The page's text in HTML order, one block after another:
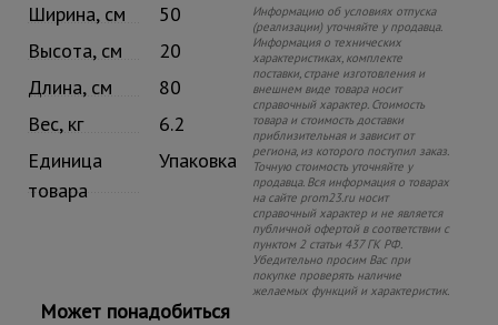
Ширина, см
50
Высота, см
20
Длина, см
80
Вес, кг
6.2
Единица
товара
Упаковка
Информацию об условиях отпуска
(реализации) уточняйте у продавца.
Информация о технических
характеристиках, комплекте
поставки, стране изготовления и
внешнем виде товара носит
справочный характер. Стоимость
товара и стоимость доставки
приблизительная и зависит от
региона, из которого поступил заказ.
Точную стоимость уточняйте у
продавца. Вся информация о товарах
на сайте prom23.ru носит
справочный характер и не является
публичной офертой в соответствии с
пунктом 2 статьи 437 ГК РФ.
Убедительно просим Вас при
покупке проверять наличие
желаемых функций и характеристик.
Может понадобиться